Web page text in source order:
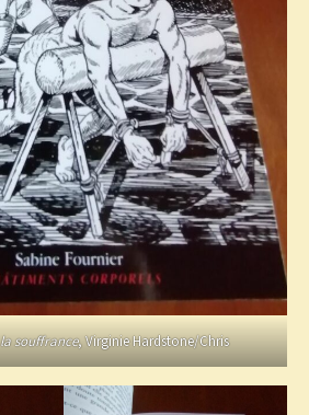
la souffrance, Virginie Hardstone/Chris